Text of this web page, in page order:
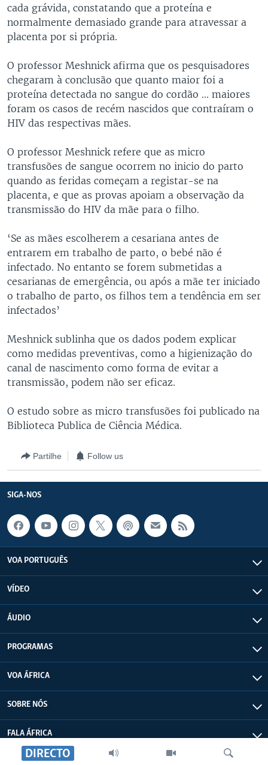
DIRECTO
cada grávida, constatando que a proteína e
normalmente demasiado grande para atravessar a
placenta por si própria.
O professor Meshnick afirma que os pesquisadores
chegaram à conclusão que quanto maior foi a
proteína detectada no sangue do cordão ... maiores
foram os casos de recém nascidos que contraíram o
HIV das respectivas mães.
O professor Meshnick refere que as micro
transfusões de sangue ocorrem no inicio do parto
quando as feridas começam a registar-se na
placenta, e que as provas apoiam a observação da
transmissão do HIV da mãe para o filho.
‘Se as mães escolherem a cesariana antes de
entrarem em trabalho de parto, o bebé não é
infectado. No entanto se forem submetidas a
cesarianas de emergência, ou após a mãe ter iniciado
o trabalho de parto, os filhos tem a tendência em ser
infectados’
Meshnick sublinha que os dados podem explicar
como medidas preventivas, como a higienização do
canal de nascimento como forma de evitar a
transmissão, podem não ser eficaz.
O estudo sobre as micro transfusões foi publicado na
Biblioteca Publica de Ciência Médica.
Partilhe Follow us
SIGA-NOS
VOA PORTUGUÊS
VÍDEO
ÁUDIO
PROGRAMAS
VOA ÁFRICA
SOBRE NÓS
FALA ÁFRICA